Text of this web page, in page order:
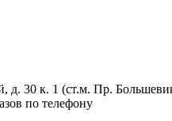
д. 30 к. 1 (ст.м. Пр.
по телефону